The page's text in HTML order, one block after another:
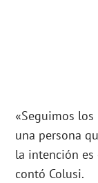
«Seguimos los
una persona
la intención es
contó Colusi.